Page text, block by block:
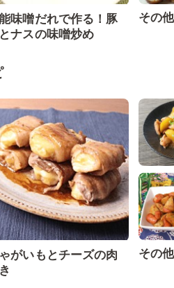
味噌だれで作る！豚
ナスの味噌炒め
その
がいもとチーズの肉
その